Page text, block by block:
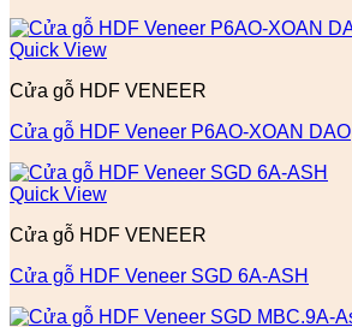
Quick View
Cửa gỗ HDF VENEER
Cửa gỗ HDF Veneer P6AO-XOAN DAO
Quick View
Cửa gỗ HDF VENEER
Cửa gỗ HDF Veneer SGD 6A-ASH